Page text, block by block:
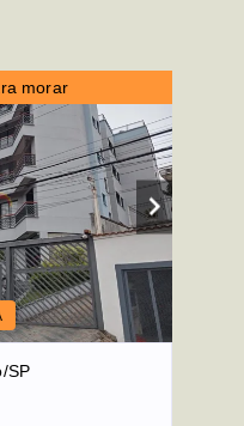
morar
SP